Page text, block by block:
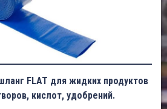
FLAT для жидких продуктов
кислот, удобрений.